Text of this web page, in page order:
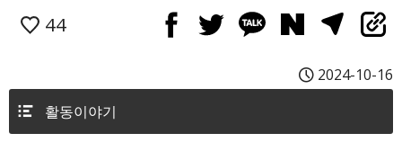
44
2024-10-16
활동이야기